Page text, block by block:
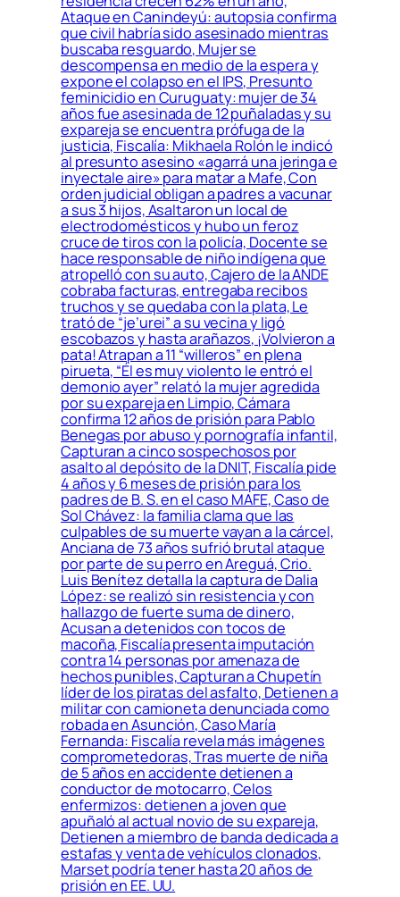
Ataque en Canindeyú: autopsia confirma
que civil habría sido asesinado mientras
buscaba resguardo, Mujer se
descompensa en medio de la espera y
expone el colapso en el IPS, Presunto
feminicidio en Curuguaty: mujer de 34
años fue asesinada de 12 puñaladas y su
expareja se encuentra prófuga de la
justicia, Fiscalía: Mikhaela Rolón le indicó
al presunto asesino «agarrá una jeringa e
inyectale aire» para matar a Mafe, Con
orden judicial obligan a padres a vacunar
a sus 3 hijos, Asaltaron un local de
electrodomésticos y hubo un feroz
cruce de tiros con la policía, Docente se
hace responsable de niño indígena que
atropelló con su auto, Cajero de la ANDE
cobraba facturas, entregaba recibos
truchos y se quedaba con la plata, Le
trató de “je’urei” a su vecina y ligó
escobazos y hasta arañazos, ¡Volvieron a
pata! Atrapan a 11 “willeros” en plena
pirueta, “Él es muy violento le entró el
demonio ayer” relató la mujer agredida
por su expareja en Limpio, Cámara
confirma 12 años de prisión para Pablo
Benegas por abuso y pornografía infantil,
Capturan a cinco sospechosos por
asalto al depósito de la DNIT, Fiscalía pide
4 años y 6 meses de prisión para los
padres de B. S. en el caso MAFE, Caso de
Sol Chávez: la familia clama que las
culpables de su muerte vayan a la cárcel,
Anciana de 73 años sufrió brutal ataque
por parte de su perro en Areguá, Crio.
Luis Benítez detalla la captura de Dalia
López: se realizó sin resistencia y con
hallazgo de fuerte suma de dinero,
Acusan a detenidos con tocos de
macoña, Fiscalía presenta imputación
contra 14 personas por amenaza de
hechos punibles, Capturan a Chupetín
líder de los piratas del asfalto, Detienen a
militar con camioneta denunciada como
robada en Asunción, Caso María
Fernanda: Fiscalía revela más imágenes
comprometedoras, Tras muerte de niña
de 5 años en accidente detienen a
conductor de motocarro, Celos
enfermizos: detienen a joven que
apuñaló al actual novio de su expareja,
Detienen a miembro de banda dedicada a
estafas y venta de vehículos clonados,
Marset podría tener hasta 20 años de
prisión en EE. UU.